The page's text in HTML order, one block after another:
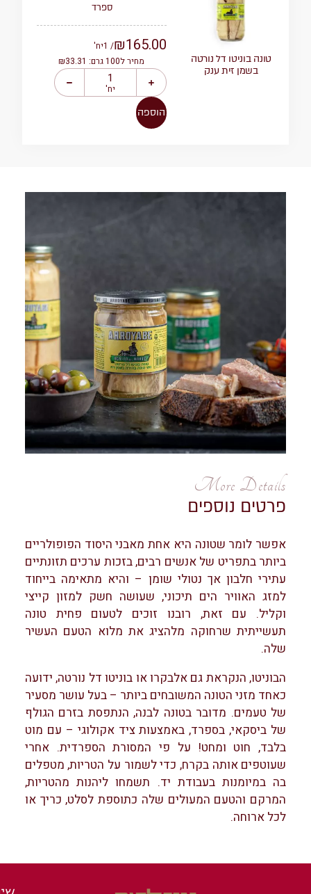
טונה בוניטו דל נורטה
בשמן זית ענק
ספרד
₪165.00
/ 1 יח'
מחיר ל100 גרם: ₪33.31
יח'
הוספה
More Details
פרטים נוספים
אפשר לומר שטונה היא אחת מאבני היסוד הפופולריים
ביותר בתפריט של אנשים רבים, בזכות ערכים תזונתיים
עתירי חלבון אך נטולי שומן – והיא מתאימה בייחוד
למזג האוויר הים תיכוני, שעושה חשק למזון קייצי
וקליל. עם זאת, רובנו זוכים לטעום פחית טונה
תעשייתית שרחוקה מלהציג את מלוא הטעם העשיר
שלה.
הבוניטו, הנקראת גם אלבקרו או בוניטו דל נורטה, ידועה
כאחד מזני הטונה המשובחים ביותר – בעל עושר מסעיר
של טעמים. מדובר בטונה לבנה, הנתפסת בזרם הגולף
של ביסקאי, בספרד, באמצעות ציד אקולוגי – עם מוט
בלבד, חוט ומחט! על פי המסורת הספרדית. אחרי
שעוטפים אותה בקרח, כדי לשמור על הטריות, מטפלים
בה במיומנות בעבודת יד. תשמחו ליהנות מהטריות,
המרקם והטעם המעולים שלה כתוספת לסלט, כריך או
לכל ארוחה.